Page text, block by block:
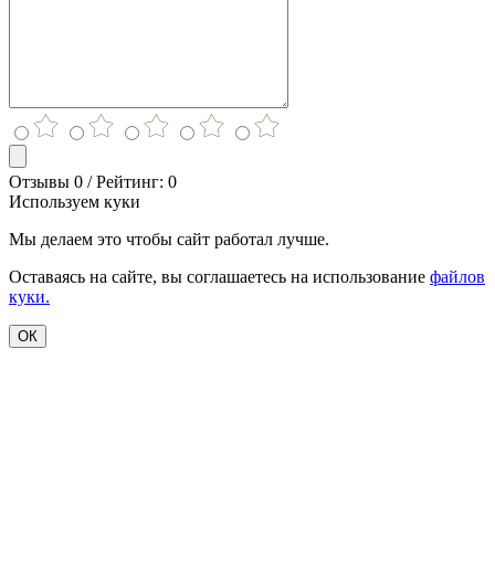
Отзывы 0 / Рейтинг: 0
Используем куки
Мы делаем это чтобы сайт работал лучше.
Оставаясь на сайте, вы соглашаетесь на использование файлов
куки.
ОК